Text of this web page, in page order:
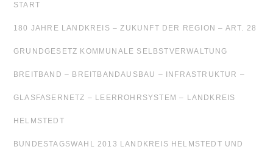
START
180 JAHRE LANDKREIS – ZUKUNFT DER REGION – ART. 28
GRUNDGESETZ KOMMUNALE SELBSTVERWALTUNG
BREITBAND – BREITBANDAUSBAU – INFRASTRUKTUR –
GLASFASERNETZ – LEERROHRSYSTEM – LANDKREIS
HELMSTEDT
BUNDESTAGSWAHL 2013 LANDKREIS HELMSTEDT UND